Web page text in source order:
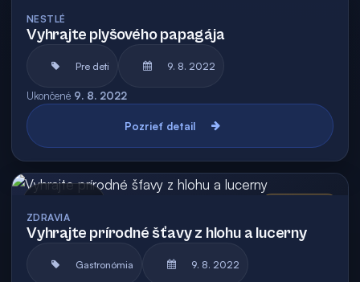
NESTLÉ
Vyhrajte plyšového papagája
Pre deti 9. 8. 2022
Ukončené 9. 8. 2022
Pozrieť detail
ZDRAVIA
Vyhrajte prírodné šťavy z hlohu a lucerny
Gastronómia 9. 8. 2022